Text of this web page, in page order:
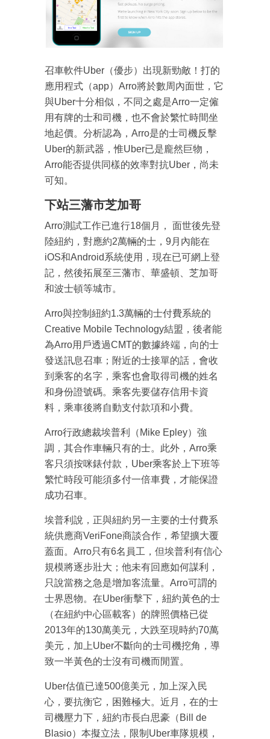
召車軟件Uber（優步）出現新勁敵！打的
應用程式（app）Arro將於數周內面世，它
與Uber十分相似，不同之處是Arro一定僱
用有牌的士和司機，也不會於繁忙時間坐
地起價。分析認為，Arro是的士司機反擊
Uber的新武器，惟Uber已是龐然巨物，
Arro能否提供同樣的效率對抗Uber，尚未
可知。
下站三藩市芝加哥
Arro測試工作已進行18個月， 面世後先登
陸紐約，對應約2萬輛的士，9月內能在
iOS和Android系統使用，現在已可網上登
記，然後拓展至三藩市、華盛頓、芝加哥
和波士頓等城市。
Arro與控制紐約1.3萬輛的士付費系統的
Creative Mobile Technology結盟，後者能
為Arro用戶透過CMT的數據終端，向的士
發送訊息召車；附近的士接單的話，會收
到乘客的名字，乘客也會取得司機的姓名
和身份證號碼。乘客先要儲存信用卡資
料，乘車後將自動支付款項和小費。
Arro行政總裁埃普利（Mike Epley）強
調，其合作車輛只有的士。此外，Arro乘
客只須按咪錶付款，Uber乘客於上下班等
繁忙時段可能須多付一倍車費，才能保證
成功召車。
埃普利說，正與紐約另一主要的士付費系
統供應商VeriFone商談合作，希望擴大覆
蓋面。Arro只有6名員工，但埃普利有信心
規模將逐步壯大；他未有回應如何謀利，
只說當務之急是增加客流量。Arro可謂的
士界恩物。在Uber衝擊下，紐約黃色的士
（在紐約中心區載客）的牌照價格已從
2013年的130萬美元，大跌至現時約70萬
美元，加上Uber不斷向的士司機挖角，導
致一半黃色的士沒有司機而閒置。
Uber估值已達500億美元，加上深入民
心，要抗衡它，困難極大。近月，在的士
司機壓力下，紐約市長白思豪（Bill de
Blasio）本擬立法，限制Uber車隊規模，
成為 EJ Tech 會員
最新資訊（附創業懶人包）
箱！